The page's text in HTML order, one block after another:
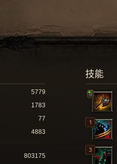
技能
5779
1783
77
4883
803175